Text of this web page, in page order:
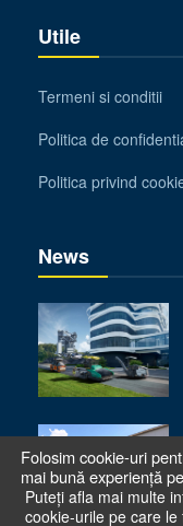
Utile
Termeni si conditii
Politica de
Politica privind
News
Folosim cookie-uri
mai bună experiență
Puteți afla mai multe
cookie-urile pe care